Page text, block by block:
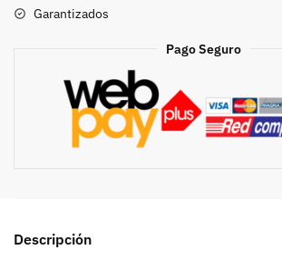
Garantizados
Pago Seguro
Descripción